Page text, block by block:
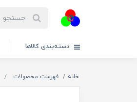
دسته‌بندی کالاها
خانه فهرست محصولات